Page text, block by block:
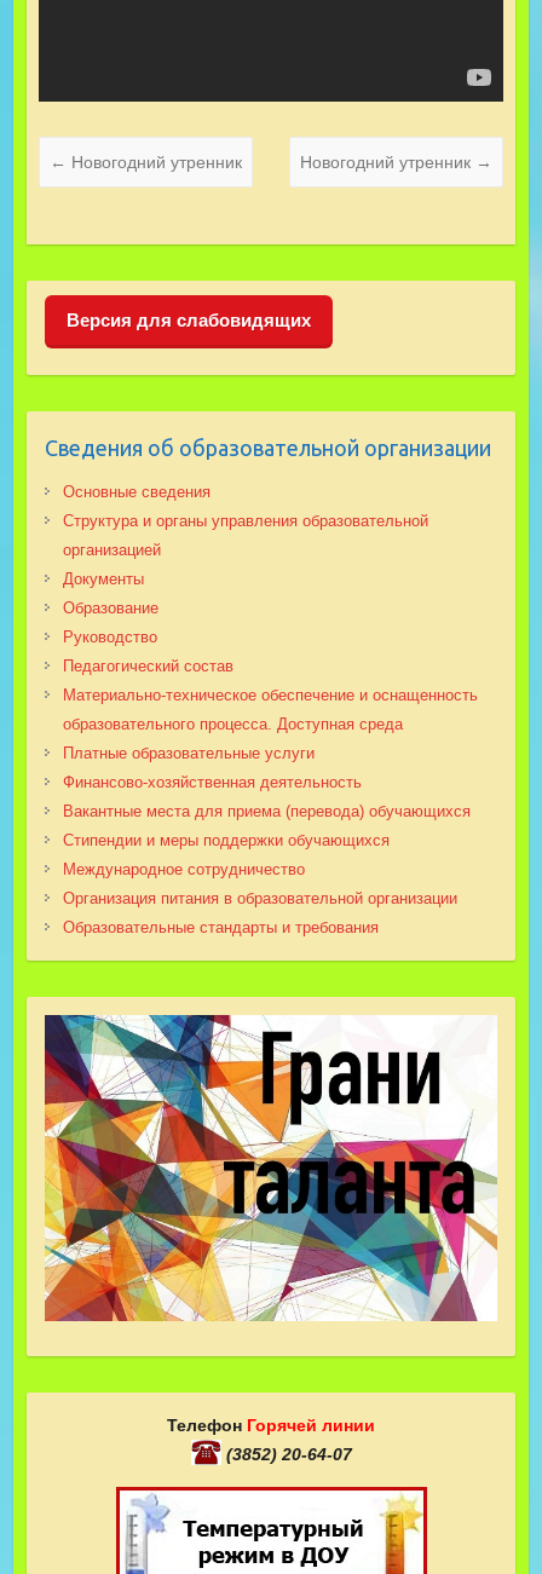
← Новогодний утренник Новогодний утренник →
Версия для слабовидящих
Сведения об образовательной организации
Основные сведения
Структура и органы управления образовательной
организацией
Документы
Образование
Руководство
Педагогический состав
Материально-техническое обеспечение и оснащенность
образовательного процесса. Доступная среда
Платные образовательные услуги
Финансово-хозяйственная деятельность
Вакантные места для приема (перевода) обучающихся
Стипендии и меры поддержки обучающихся
Международное сотрудничество
Организация питания в образовательной организации
Образовательные стандарты и требования
Телефон Горячей линии
(3852) 20-64-07